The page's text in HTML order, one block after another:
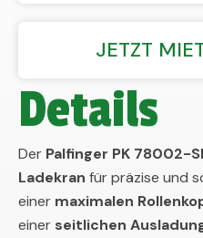
JETZT
Details
Der Palfinger PK 78002-
Ladekran für präzise und
einer maximalen
einer seitlichen